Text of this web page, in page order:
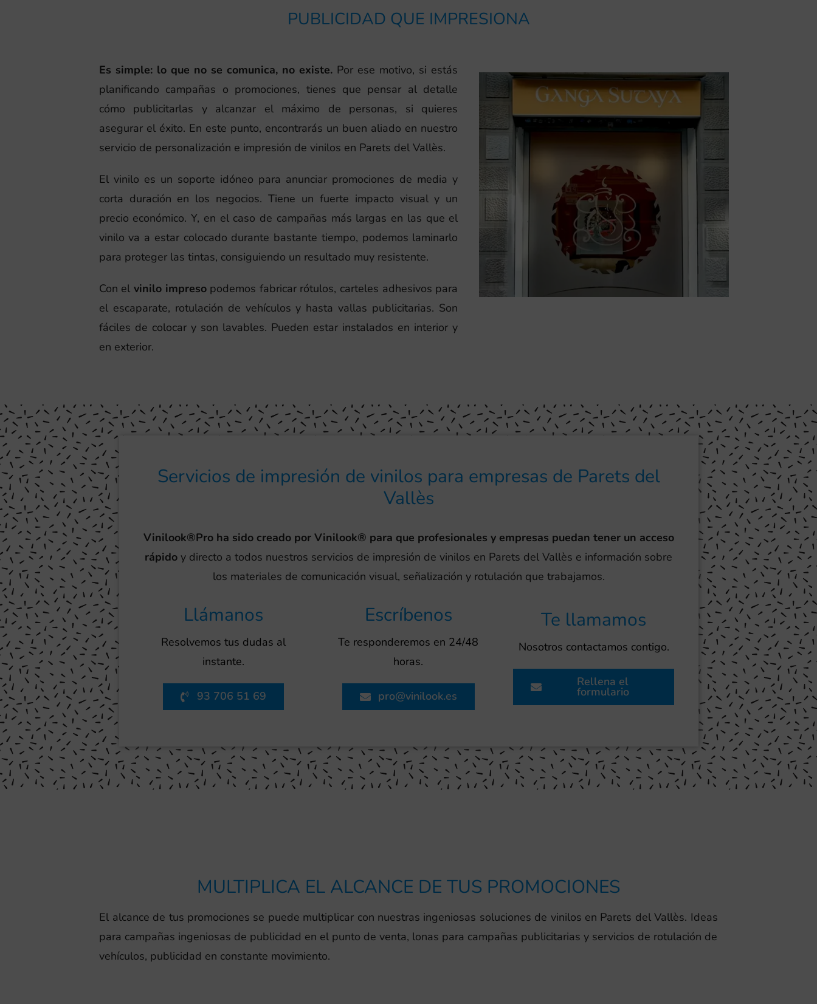
PUBLICIDAD QUE IMPRESIONA
Es simple: lo que no se comunica, no existe. Por ese motivo, si estás
planificando campañas o promociones, tienes que pensar al detalle
cómo publicitarlas y alcanzar el máximo de personas, si quieres
asegurar el éxito. En este punto, encontrarás un buen aliado en nuestro
servicio de personalización e impresión de vinilos en Parets del Vallès.
El vinilo es un soporte idóneo para anunciar promociones de media y
corta duración en los negocios. Tiene un fuerte impacto visual y un
precio económico. Y, en el caso de campañas más largas en las que el
vinilo va a estar colocado durante bastante tiempo, podemos laminarlo
para proteger las tintas, consiguiendo un resultado muy resistente.
Con el vinilo impresopodemos fabricar rótulos, carteles adhesivos para
el escaparate, rotulación de vehículos y hasta vallas publicitarias. Son
fáciles de colocar y son lavables. Pueden estar instalados en interior y
en exterior.
Servicios de impresión de vinilos para empresas de Parets del
Vallès
Vinilook®Pro ha sido creado por Vinilook® para que profesionales y empresas puedan tener un acceso
rápido y directo a todos nuestros servicios de impresión de vinilos en Parets del Vallès e información sobre
los materiales de comunicación visual, señalización y rotulación que trabajamos.
Llámanos
Resolvemos tus dudas al
instante.
93 706 51 69
Escríbenos
Te responderemos en 24/48
horas.
pro@vinilook.es
Te llamamos
Nosotros contactamos contigo.
Rellena el
formulario
MULTIPLICA EL ALCANCE DE TUS PROMOCIONES
El alcance de tus promociones se puede multiplicar con nuestras ingeniosas soluciones de vinilos en Parets del Vallès. Ideas
para campañas ingeniosas de publicidad en el punto de venta, lonas para campañas publicitarias y servicios de rotulación de
vehículos, publicidad en constante movimiento.